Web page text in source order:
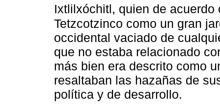
Ixtlilxóchitl, quien de acuerdo
Tetzcotzinco como un gran
occidental vaciado de
que no estaba relacionado
más bien era descrito como
resaltaban las hazañas de
política y de desarrollo.